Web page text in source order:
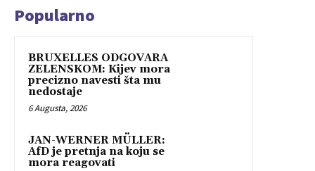
Popularno
BRUXELLES ODGOVARA
ZELENSKOM: Kijev mora
precizno navesti šta mu
nedostaje
6 Augusta, 2026
JAN-WERNER MÜLLER:
AfD je pretnja na koju se
mora reagovati